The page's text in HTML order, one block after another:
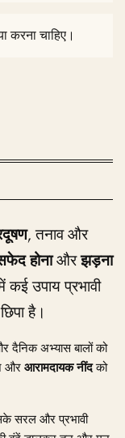
करना चाहिए।
, तनाव और
होनाऔरझड़ना
उपाय प्रभावी
है।
दैनिक अभ्यास बालों को
औरआरामदायक नींदको
सरल और प्रभावी